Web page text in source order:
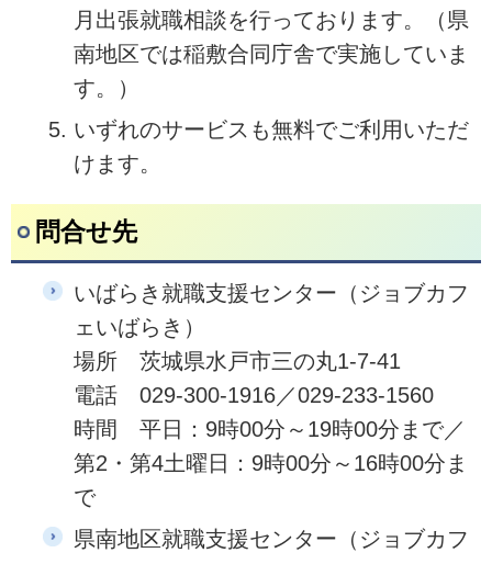
月出張就職相談を行っております。（県
南地区では稲敷合同庁舎で実施していま
す。）
いずれのサービスも無料でご利用いただ
けます。
問合せ先
いばらき就職支援センター（ジョブカフ
ェいばらき）
場所 茨城県水戸市三の丸1-7-41
電話 029-300-1916／029-233-1560
時間 平日：9時00分～19時00分まで／
第2・第4土曜日：9時00分～16時00分ま
で
県南地区就職支援センター（ジョブカフ